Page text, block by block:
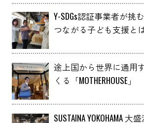
Y-SDGs認証事業者が挑
つながる子ども支援と
途上国から世界に通用
くる「MOTHERHOUSE」
SUSTAINA YOKOHAMA